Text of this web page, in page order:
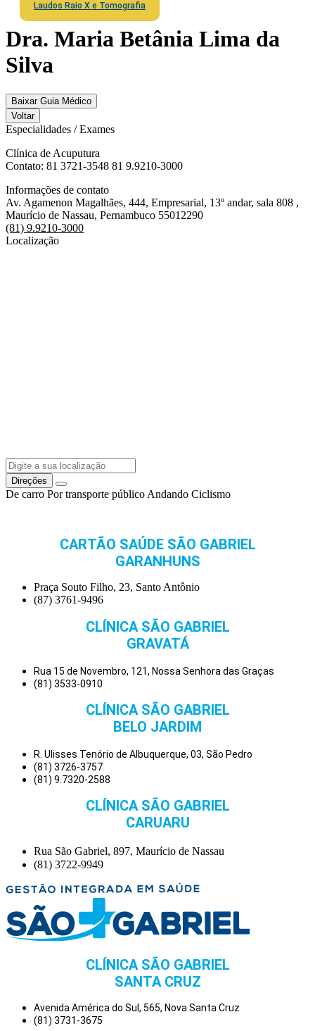
Laudos Raio X e Tomografia
Dra. Maria Betânia Lima da
Silva
Baixar Guia Médico
Voltar
Especialidades / Exames
Clínica de Acuputura
Contato: 81 3721-3548 81 9.9210-3000
Informações de contato
Av. Agamenon Magalhães, 444, Empresarial, 13º andar, sala 808 ,
Maurício de Nassau, Pernambuco 55012290
(81) 9.9210-3000
Localização
Direções
De carro Por transporte público Andando Ciclismo
CARTÃO SAÚDE SÃO GABRIEL
GARANHUNS
Praça Souto Filho, 23, Santo Antônio
(87) 3761-9496
CLÍNICA SÃO GABRIEL
GRAVATÁ
Rua 15 de Novembro, 121, Nossa Senhora das Graças
(81) 3533-0910
CLÍNICA SÃO GABRIEL
BELO JARDIM
R. Ulisses Tenório de Albuquerque, 03, São Pedro
(81) 3726-3757
(81) 9.7320-2588
CLÍNICA SÃO GABRIEL
CARUARU
Rua São Gabriel, 897, Maurício de Nassau
(81) 3722-9949
CLÍNICA SÃO GABRIEL
SANTA CRUZ
Avenida América do Sul, 565, Nova Santa Cruz
(81) 3731-3675